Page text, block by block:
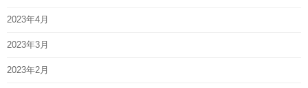
2023年4月
2023年3月
2023年2月